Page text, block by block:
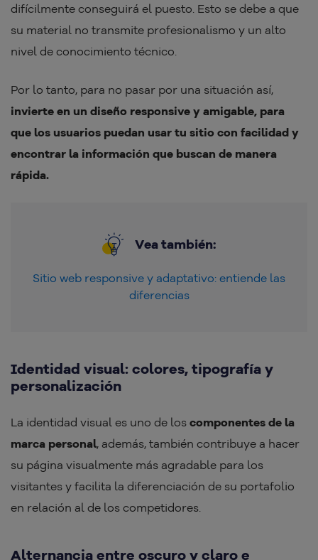
difícilmente conseguirá el puesto. Esto se debe a que
su material no transmite profesionalismo y un alto
nivel de conocimiento técnico.
Por lo tanto, para no pasar por una situación así,
invierte en un diseño responsive y amigable, para
que los usuarios puedan usar tu sitio con facilidad y
encontrar la información que buscan de manera
rápida.
Vea también:
Sitio web responsive y adaptativo: entiende las
diferencias
Identidad visual: colores, tipografía y
personalización
La identidad visual es uno de los componentes de la
marca personal, además, también contribuye a hacer
su página visualmente más agradable para los
visitantes y facilita la diferenciación de su portafolio
en relación al de los competidores.
Alternancia entre oscuro y claro e